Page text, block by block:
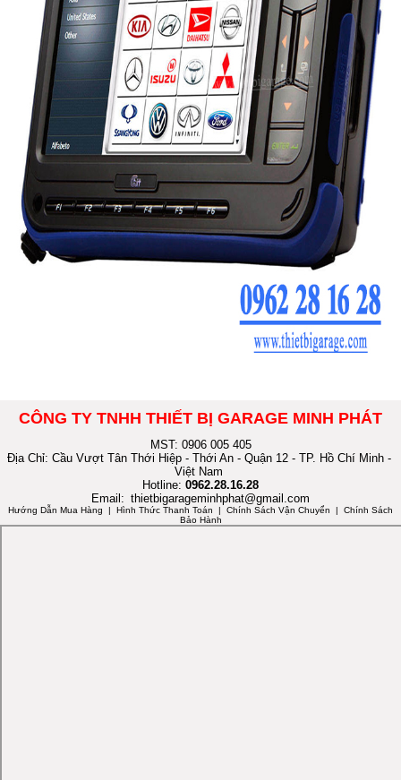
CÔNG TY TNHH THIẾT BỊ GARAGE MINH PHÁT
MST: 0906 005 405
Địa Chỉ: Cầu Vượt Tân Thới Hiệp - Thới An - Quận 12 - TP. Hồ Chí Minh -
Việt Nam
Hotline: 0962.28.16.28
Email: thietbigarageminhphat@gmail.com
Hướng Dẫn Mua Hàng | Hình Thức Thanh Toán | Chính Sách Vận Chuyển | Chính Sách
Bảo Hành